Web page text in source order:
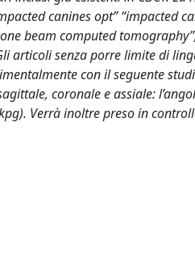
canines opt” “impacted
beam computed
articoli senza porre limite di
con il seguente
coronale e assiale:
Verrà inoltre preso in